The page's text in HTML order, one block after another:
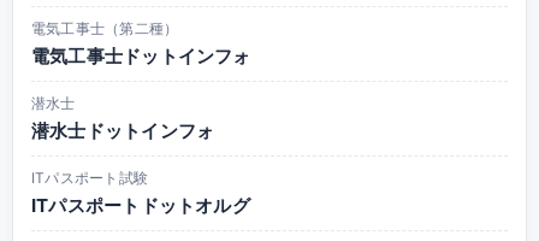
電気工事士（第二種）
電気工事士ドットインフォ
潜水士
潜水士ドットインフォ
ITパスポート試験
ITパスポートドットオルグ